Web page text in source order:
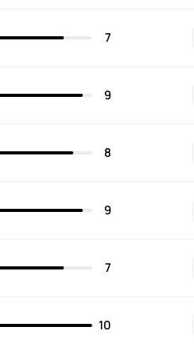
7
9
8
9
7
10